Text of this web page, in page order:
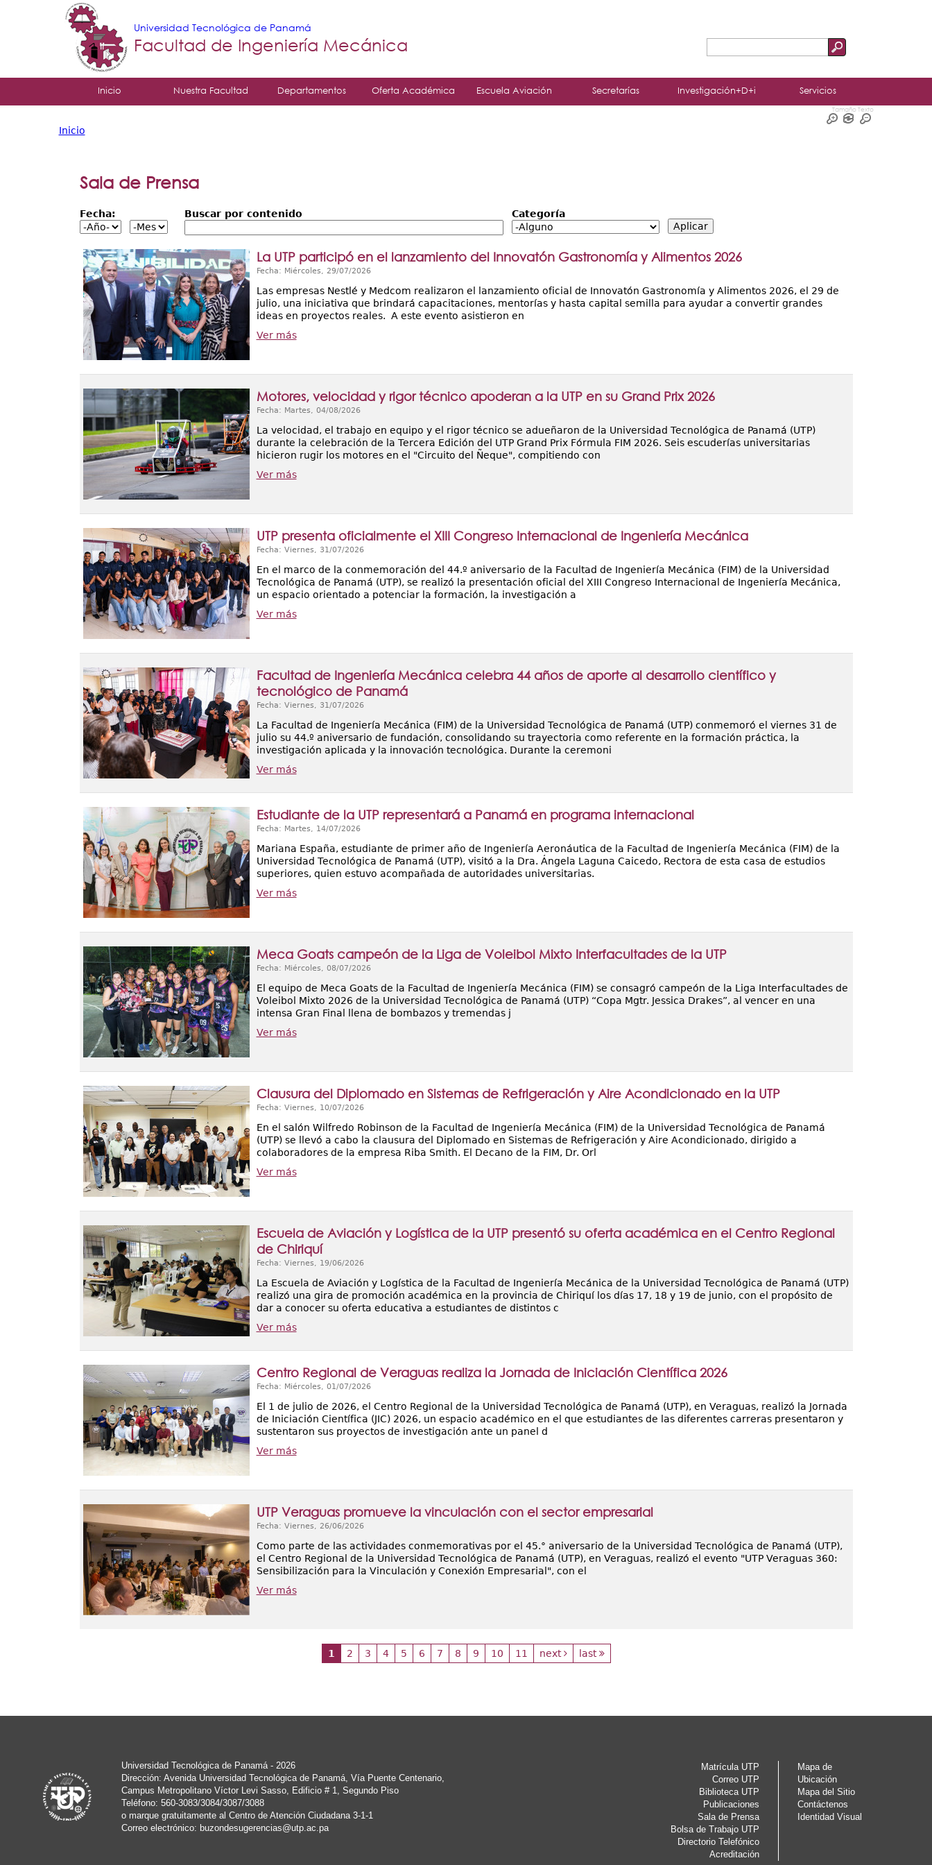
de
Universidad Tecnológica de Panamá
Facultad de Ingeniería Mecánica
Tropical
Principal
Inicio Nuestra Facultad Departamentos Oferta Académica Escuela Aviación Secretarías Investigación+D+i Servicios
Tamaño Texto
está
Inicio
Sala de Prensa
Fecha: Buscar por contenido Categoría
La UTP participó en el lanzamiento del Innovatón Gastronomía y Alimentos 2026
Fecha: Miércoles, 29/07/2026
Las empresas Nestlé y Medcom realizaron el lanzamiento oficial de Innovatón Gastronomía y Alimentos 2026, el 29 de
julio, una iniciativa que brindará capacitaciones, mentorías y hasta capital semilla para ayudar a convertir grandes
ideas en proyectos reales. A este evento asistieron en
Ver más
Motores, velocidad y rigor técnico apoderan a la UTP en su Grand Prix 2026
Fecha: Martes, 04/08/2026
La velocidad, el trabajo en equipo y el rigor técnico se adueñaron de la Universidad Tecnológica de Panamá (UTP)
durante la celebración de la Tercera Edición del UTP Grand Prix Fórmula FIM 2026. Seis escuderías universitarias
hicieron rugir los motores en el "Circuito del Ñeque", compitiendo con
Ver más
UTP presenta oficialmente el XIII Congreso Internacional de Ingeniería Mecánica
Fecha: Viernes, 31/07/2026
En el marco de la conmemoración del 44.º aniversario de la Facultad de Ingeniería Mecánica (FIM) de la Universidad
Tecnológica de Panamá (UTP), se realizó la presentación oficial del XIII Congreso Internacional de Ingeniería Mecánica,
un espacio orientado a potenciar la formación, la investigación a
Ver más
Facultad de Ingeniería Mecánica celebra 44 años de aporte al desarrollo científico y
tecnológico de Panamá
Fecha: Viernes, 31/07/2026
La Facultad de Ingeniería Mecánica (FIM) de la Universidad Tecnológica de Panamá (UTP) conmemoró el viernes 31 de
julio su 44.º aniversario de fundación, consolidando su trayectoria como referente en la formación práctica, la
investigación aplicada y la innovación tecnológica. Durante la ceremoni
Ver más
Estudiante de la UTP representará a Panamá en programa internacional
Fecha: Martes, 14/07/2026
Mariana España, estudiante de primer año de Ingeniería Aeronáutica de la Facultad de Ingeniería Mecánica (FIM) de la
Universidad Tecnológica de Panamá (UTP), visitó a la Dra. Ángela Laguna Caicedo, Rectora de esta casa de estudios
superiores, quien estuvo acompañada de autoridades universitarias.
Ver más
Meca Goats campeón de la Liga de Voleibol Mixto Interfacultades de la UTP
Fecha: Miércoles, 08/07/2026
El equipo de Meca Goats de la Facultad de Ingeniería Mecánica (FIM) se consagró campeón de la Liga Interfacultades de
Voleibol Mixto 2026 de la Universidad Tecnológica de Panamá (UTP) “Copa Mgtr. Jessica Drakes”, al vencer en una
intensa Gran Final llena de bombazos y tremendas j
Ver más
Clausura del Diplomado en Sistemas de Refrigeración y Aire Acondicionado en la UTP
Fecha: Viernes, 10/07/2026
En el salón Wilfredo Robinson de la Facultad de Ingeniería Mecánica (FIM) de la Universidad Tecnológica de Panamá
(UTP) se llevó a cabo la clausura del Diplomado en Sistemas de Refrigeración y Aire Acondicionado, dirigido a
colaboradores de la empresa Riba Smith. El Decano de la FIM, Dr. Orl
Ver más
Escuela de Aviación y Logística de la UTP presentó su oferta académica en el Centro Regional
de Chiriquí
Fecha: Viernes, 19/06/2026
La Escuela de Aviación y Logística de la Facultad de Ingeniería Mecánica de la Universidad Tecnológica de Panamá (UTP)
realizó una gira de promoción académica en la provincia de Chiriquí los días 17, 18 y 19 de junio, con el propósito de
dar a conocer su oferta educativa a estudiantes de distintos c
Ver más
Centro Regional de Veraguas realiza la Jornada de Iniciación Científica 2026
Fecha: Miércoles, 01/07/2026
El 1 de julio de 2026, el Centro Regional de la Universidad Tecnológica de Panamá (UTP), en Veraguas, realizó la Jornada
de Iniciación Científica (JIC) 2026, un espacio académico en el que estudiantes de las diferentes carreras presentaron y
sustentaron sus proyectos de investigación ante un panel d
Ver más
UTP Veraguas promueve la vinculación con el sector empresarial
Fecha: Viernes, 26/06/2026
Como parte de las actividades conmemorativas por el 45.° aniversario de la Universidad Tecnológica de Panamá (UTP),
el Centro Regional de la Universidad Tecnológica de Panamá (UTP), en Veraguas, realizó el evento "UTP Veraguas 360:
Sensibilización para la Vinculación y Conexión Empresarial", con el
Ver más
1 2 3 4 5 6 7 8 9 10 11 next last
Universidad Tecnológica de Panamá - 2026
Dirección: Avenida Universidad Tecnológica de Panamá, Vía Puente Centenario,
Campus Metropolitano Víctor Levi Sasso, Edificio # 1, Segundo Piso
Teléfono: 560-3083/3084/3087/3088
o marque gratuitamente al Centro de Atención Ciudadana 3-1-1
Correo electrónico: buzondesugerencias@utp.ac.pa
Matrícula UTP
Correo UTP
Biblioteca UTP
Publicaciones
Sala de Prensa
Bolsa de Trabajo UTP
Directorio Telefónico
Acreditación
Mapa de
Ubicación
Mapa del Sitio
Contáctenos
Identidad Visual